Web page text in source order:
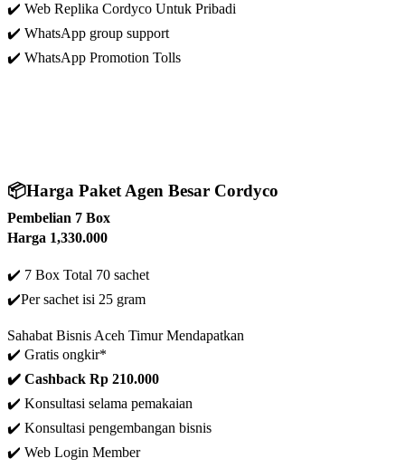
✔️ Web Replika Cordyco Untuk Pribadi
✔️ WhatsApp group support
✔️ WhatsApp Promotion Tolls
📦Harga Paket Agen Besar Cordyco
Pembelian 7 Box
Harga 1,330.000
✔️ 7 Box Total 70 sachet
✔️Per sachet isi 25 gram
Sahabat Bisnis Aceh Timur Mendapatkan
✔️ Gratis ongkir*
✔️ Cashback Rp 210.000
✔️ Konsultasi selama pemakaian
✔️ Konsultasi pengembangan bisnis
✔️ Web Login Member